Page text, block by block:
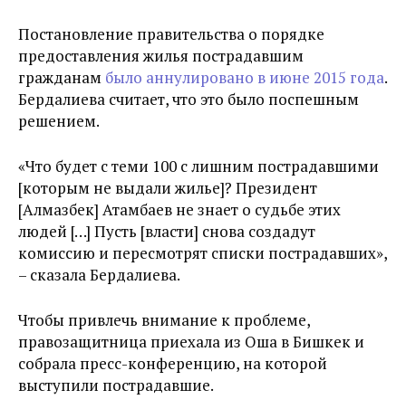
Постановление правительства о порядке
предоставления жилья пострадавшим
гражданам было аннулировано в июне 2015 года.
Бердалиева считает, что это было поспешным
решением.
«Что будет с теми 100 с лишним пострадавшими
[которым не выдали жилье]? Президент
[Алмазбек] Атамбаев не знает о судьбе этих
людей […] Пусть [власти] снова создадут
комиссию и пересмотрят списки пострадавших»,
– сказала Бердалиева.
Чтобы привлечь внимание к проблеме,
правозащитница приехала из Оша в Бишкек и
собрала пресс-конференцию, на которой
выступили пострадавшие.